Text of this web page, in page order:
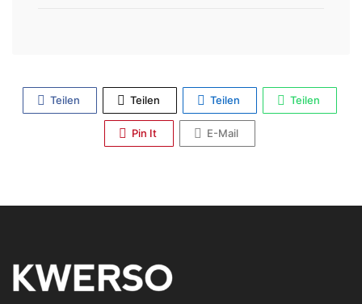
Teilen Teilen Teilen Teilen
Pin It E-Mail